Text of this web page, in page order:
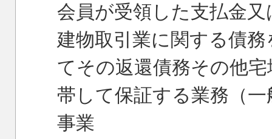
会員が受領した支払金
建物取引業に関する債
てその返還債務その他
帯して保証する業務（
事業